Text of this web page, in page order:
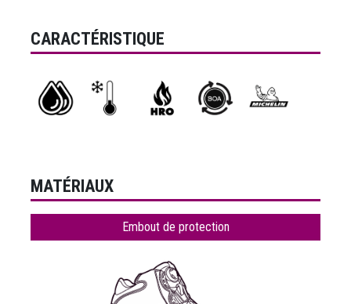
CARACTÉRISTIQUE
MATÉRIAUX
Embout de protection